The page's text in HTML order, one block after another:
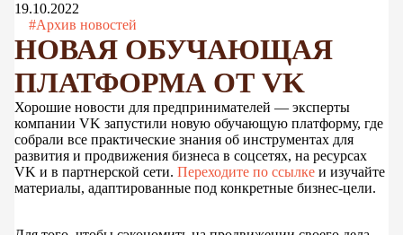
19.10.2022
#Архив новостей
НОВАЯ ОБУЧАЮЩАЯ
ПЛАТФОРМА ОТ VK
Хорошие новости для предпринимателей — эксперты
компании VK запустили новую обучающую платформу, где
собрали все практические знания об инструментах для
развития и продвижения бизнеса в соцсетях, на ресурсах
VK и в партнерской сети. Переходите по ссылке и изучайте
материалы, адаптированные под конкретные бизнес-цели.